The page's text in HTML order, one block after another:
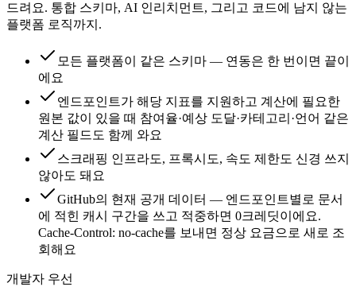
드려요. 통합 스키마, AI 인리치먼트, 그리고 코드에 남지 않는
플랫폼 로직까지.
모든 플랫폼이 같은 스키마 — 연동은 한 번이면 끝이
에요
엔드포인트가 해당 지표를 지원하고 계산에 필요한
원본 값이 있을 때 참여율·예상 도달·카테고리·언어 같은
계산 필드도 함께 와요
스크래핑 인프라도, 프록시도, 속도 제한도 신경 쓰지
않아도 돼요
GitHub의 현재 공개 데이터 — 엔드포인트별로 문서
에 적힌 캐시 구간을 쓰고 적중하면 0크레딧이에요.
Cache-Control: no-cache를 보내면 정상 요금으로 새로 조
회해요
개발자 우선